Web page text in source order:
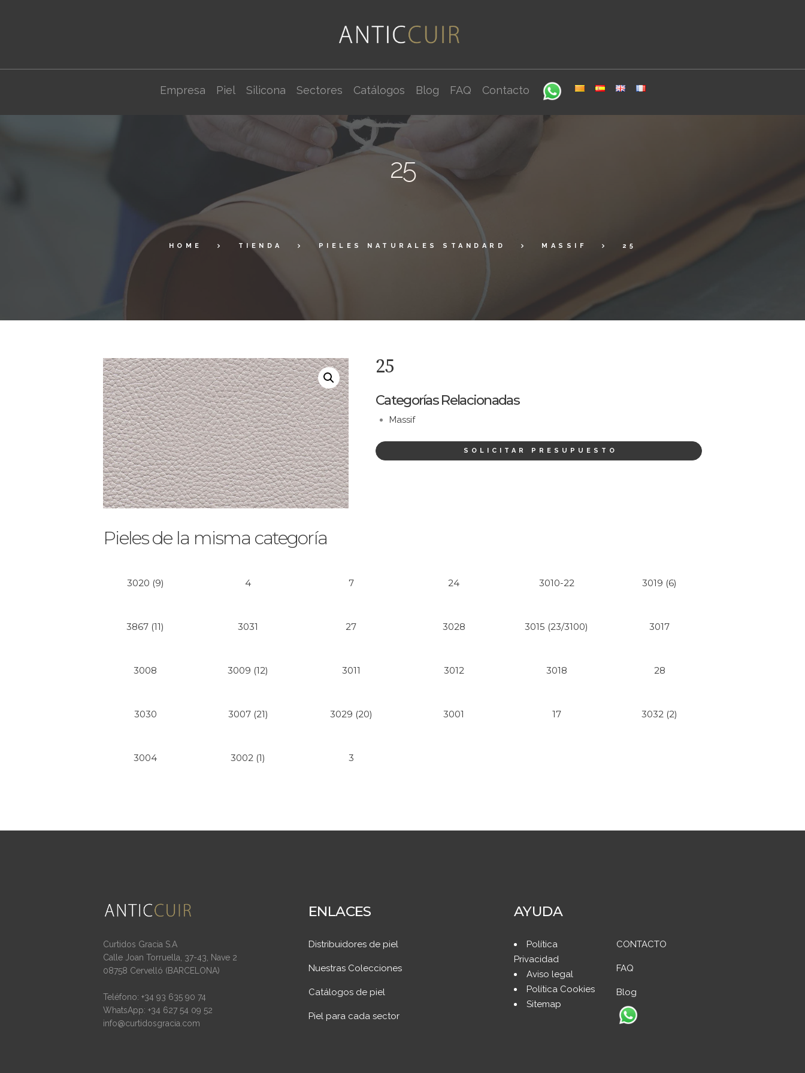
Empresa Piel Silicona Sectores Catálogos Blog FAQ Contacto
25
HOME TIENDA PIELES NATURALES STANDARD MASSIF 25
25
Categorías Relacionadas
Massif
SOLICITAR PRESUPUESTO
Pieles de la misma categoría
3020 (9) 4 7 24 3010-22 3019 (6)
3867 (11) 3031 27 3028 3015 (23/3100) 3017
3008 3009 (12) 3011 3012 3018 28
3030 3007 (21) 3029 (20) 3001 17 3032 (2)
3004 3002 (1) 3
Curtidos Gracia S.A
Calle Joan Torruella, 37-43, Nave 2
08758 Cervelló (BARCELONA)
Teléfono: +34 93 635 90 74
WhatsApp: +34 627 54 09 52
info@curtidosgracia.com
ENLACES
Distribuidores de piel
Nuestras Colecciones
Catálogos de piel
Piel para cada sector
AYUDA
Política
Privacidad
Aviso legal
Política Cookies
Sitemap
CONTACTO
FAQ
Blog